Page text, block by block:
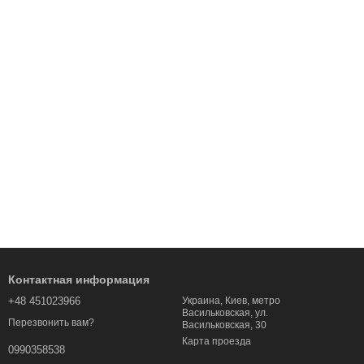
Контактная информация
+48 451023966
Перезвонить вам?
0990358538
Украина, Киев, метро
Васильковская, ул.
Васильковская, 30
Карта проезда